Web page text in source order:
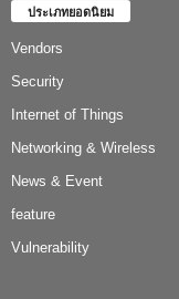
ประเภทยอดนิยม
Vendors
Security
Internet of Things
Networking & Wireless
News & Event
feature
Vulnerability